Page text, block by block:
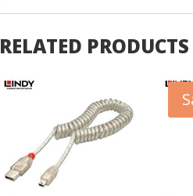
RELATED PRODUCTS